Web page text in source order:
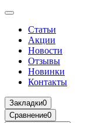
Статьи
Акции
Новости
Отзывы
Новинки
Контакты
Закладки0
Сравнение0